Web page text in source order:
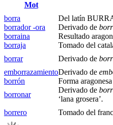
Mot
borra
Del latín
borrador -ora
Derivado de
borraina
Resultado
borraja
Tomado del
borrar
Derivado de
emborrazamientoDerivado de
borrón
Forma
borronar
Derivado de
‘lana grosera’.
borrero Tomado del